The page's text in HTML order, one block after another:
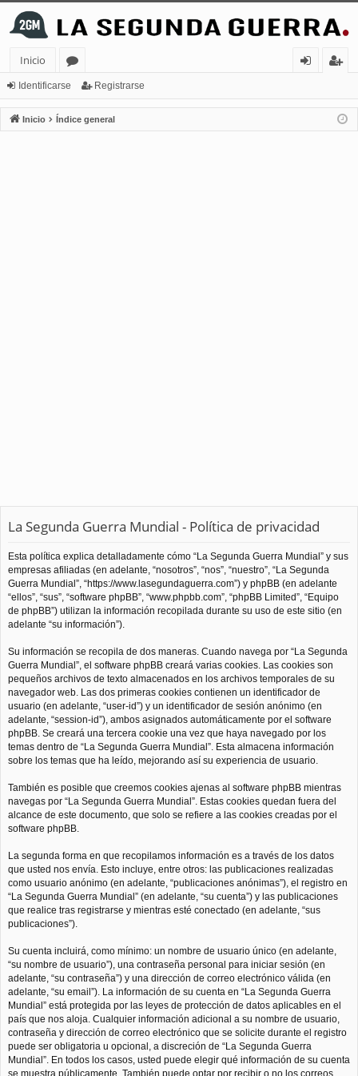
Inicio
or
os
nt
ifi
ist
ra
Identificarse Registrarse
Inicio Índice general
La Segunda Guerra Mundial - Política de privacidad
Esta política explica detalladamente cómo “La Segunda Guerra Mundial” y sus
empresas afiliadas (en adelante, “nosotros”, “nos”, “nuestro”, “La Segunda
Guerra Mundial”, “https://www.lasegundaguerra.com”) y phpBB (en adelante
“ellos”, “sus”, “software phpBB”, “www.phpbb.com”, “phpBB Limited”, “Equipo
de phpBB”) utilizan la información recopilada durante su uso de este sitio (en
adelante “su información”).
Su información se recopila de dos maneras. Cuando navega por “La Segunda
Guerra Mundial”, el software phpBB creará varias cookies. Las cookies son
pequeños archivos de texto almacenados en los archivos temporales de su
navegador web. Las dos primeras cookies contienen un identificador de
usuario (en adelante, “user-id”) y un identificador de sesión anónimo (en
adelante, “session-id”), ambos asignados automáticamente por el software
phpBB. Se creará una tercera cookie una vez que haya navegado por los
temas dentro de “La Segunda Guerra Mundial”. Esta almacena información
sobre los temas que ha leído, mejorando así su experiencia de usuario.
También es posible que creemos cookies ajenas al software phpBB mientras
navegas por “La Segunda Guerra Mundial”. Estas cookies quedan fuera del
alcance de este documento, que solo se refiere a las cookies creadas por el
software phpBB.
La segunda forma en que recopilamos información es a través de los datos
que usted nos envía. Esto incluye, entre otros: las publicaciones realizadas
como usuario anónimo (en adelante, “publicaciones anónimas”), el registro en
“La Segunda Guerra Mundial” (en adelante, “su cuenta”) y las publicaciones
que realice tras registrarse y mientras esté conectado (en adelante, “sus
publicaciones”).
Su cuenta incluirá, como mínimo: un nombre de usuario único (en adelante,
“su nombre de usuario”), una contraseña personal para iniciar sesión (en
adelante, “su contraseña”) y una dirección de correo electrónico válida (en
adelante, “su email”). La información de su cuenta en “La Segunda Guerra
Mundial” está protegida por las leyes de protección de datos aplicables en el
país que nos aloja. Cualquier información adicional a su nombre de usuario,
contraseña y dirección de correo electrónico que se solicite durante el registro
puede ser obligatoria u opcional, a discreción de “La Segunda Guerra
Mundial”. En todos los casos, usted puede elegir qué información de su cuenta
se muestra públicamente. También puede optar por recibir o no los correos